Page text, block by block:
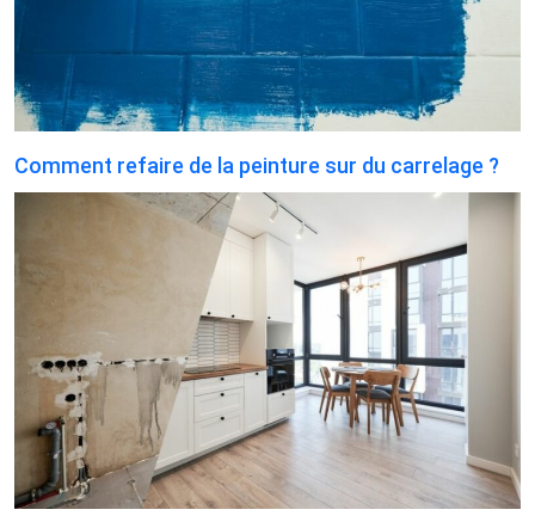
Comment refaire de la peinture sur du carrelage ?